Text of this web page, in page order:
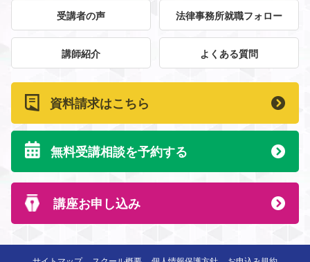
受講者の声 法律事務所就職フォロー
講師紹介 よくある質問
資料請求はこちら
無料受講相談を予約する
講座お申し込み